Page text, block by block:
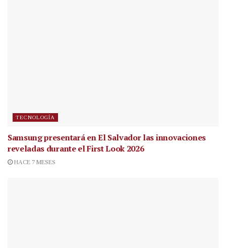
TECNOLOGÍA
Samsung presentará en El Salvador las innovaciones
reveladas durante el First Look 2026
HACE 7 MESES